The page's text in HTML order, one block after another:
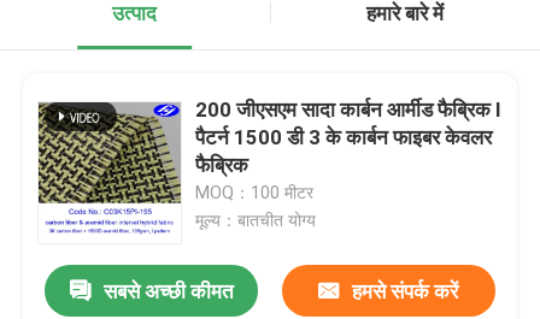
उत्पाद हमारे बारे में
200 जीएसएम सादा कार्बन आर्मीड फैब्रिक I
पैटर्न 1500 डी 3 के कार्बन फाइबर केवलर
फैब्रिक
MOQ：100 मीटर
मूल्य：बातचीत योग्य
सबसे अच्छी कीमत हमसे संपर्क करें